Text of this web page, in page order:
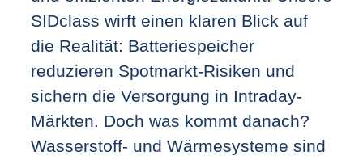
SIDclass wirft einen klaren Blick auf
die Realität: Batteriespeicher
reduzieren Spotmarkt-Risiken und
sichern die Versorgung in Intraday-
Märkten. Doch was kommt danach?
Wasserstoff- und Wärmesysteme sind